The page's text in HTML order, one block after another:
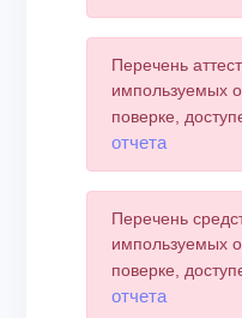
Перечень
импользуемых
поверке,
отчета
Перечень
импользуемых
поверке,
отчета